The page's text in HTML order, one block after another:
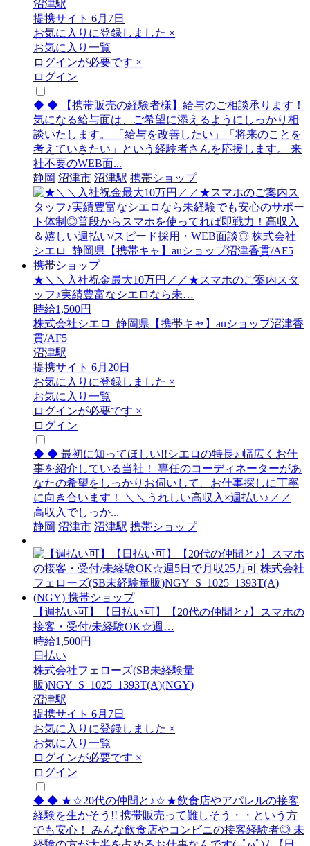
沼津駅
提携サイト 6月7日
お気に入りに登録しました ×
お気に入り一覧
ログインが必要です ×
ログイン
◆ ◆ 【携帯販売の経験者様】給与のご相談承ります！
気になる給与面は、ご希望に添えるようにしっかり相
談いたします。 「給与を改善したい」「将来のことを
考えていきたい」という経験者さんを応援します。 来
社不要のWEB面...
静岡 沼津市 沼津駅 携帯ショップ
★＼＼入社祝金最大10万円／／★スマホのご案内スタ
ッフ♪実績豊富なシエロなら未…
時給1,500円
株式会社シエロ_静岡県【携帯キャ】auショップ沼津香
貫/AF5
沼津駅
提携サイト 6月20日
お気に入りに登録しました ×
お気に入り一覧
ログインが必要です ×
ログイン
◆ ◆ 最初に知ってほしい!!シエロの特長♪ 幅広くお仕
事を紹介している当社！ 専任のコーディネーターがあ
なたの希望をしっかりお伺いして、お仕事探しに丁寧
に向き合います！ ＼＼うれしい高収入×週払い♪／／
高収入でしっか...
静岡 沼津市 沼津駅 携帯ショップ
【週払い可】【日払い可】【20代の仲間と♪】スマホの
接客・受付/未経験OK☆週…
時給1,500円
日払い
株式会社フェローズ(SB未経験量
販)NGY_S_1025_1393T(A)(NGY)
沼津駅
提携サイト 6月7日
お気に入りに登録しました ×
お気に入り一覧
ログインが必要です ×
ログイン
◆ ◆ ★☆20代の仲間と♪☆★飲食店やアパレルの接客
経験を生かそう!! 携帯販売って難しそう・・という方
でも安心！ みんな飲食店やコンビニの接客経験者◎ 未